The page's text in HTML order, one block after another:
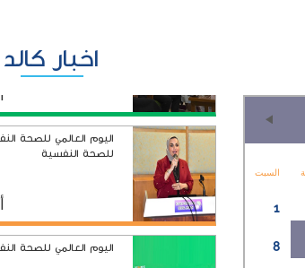
اخبار كالد
اليوم العالمي للصحة
للصحة النفسية
اليوم العالمي للصحة
السبت
1
8